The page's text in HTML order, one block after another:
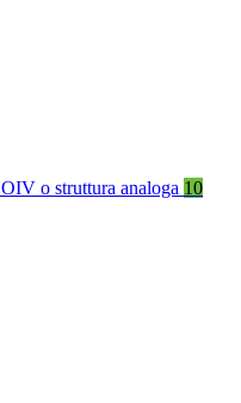
o struttura analoga 10